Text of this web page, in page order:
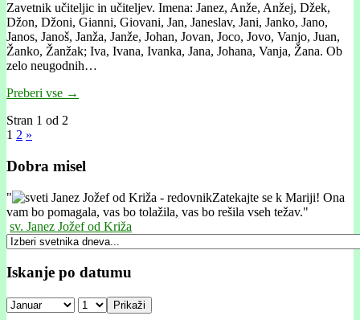
Zavetnik učiteljic in učiteljev. Imena: Janez, Anže, Anžej, Džek,
Džon, Džoni, Gianni, Giovani, Jan, Janeslav, Jani, Janko, Jano,
Janos, Janoš, Janža, Janže, Johan, Jovan, Joco, Jovo, Vanjo, Juan,
Žanko, Žanžak; Iva, Ivana, Ivanka, Jana, Johana, Vanja, Žana. Ob
zelo neugodnih…
Preberi vse →
Stran 1 od 2
1 2 »
Dobra misel
"
Zatekajte se k Mariji! Ona
vam bo pomagala, vas bo tolažila, vas bo rešila vseh težav."
sv. Janez Jožef od Križa
Iskanje po datumu
Prikaži